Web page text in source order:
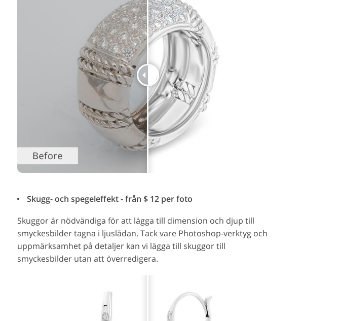
Skugg- och spegeleffekt - från $ 12 per foto
Skuggor är nödvändiga för att lägga till dimension och djup till
smyckesbilder tagna i ljuslådan. Tack vare Photoshop-verktyg och
uppmärksamhet på detaljer kan vi lägga till skuggor till
smyckesbilder utan att överredigera.